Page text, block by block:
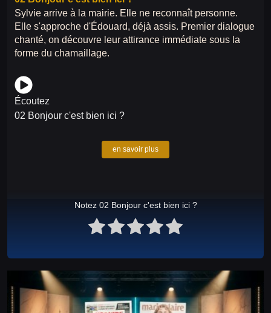
Sylvie arrive à la mairie. Elle ne reconnaît personne.
Elle s'approche d'Édouard, déjà assis. Premier dialogue
chanté, on découvre leur attirance immédiate sous la
forme du chamaillage.
Écoutez
02 Bonjour c'est bien ici ?
en savoir plus
Notez 02 Bonjour c'est bien ici ?